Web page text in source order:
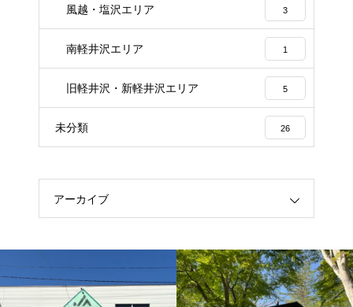
風越・塩沢エリア 3
南軽井沢エリア 1
旧軽井沢・新軽井沢エリア 5
未分類 26
アーカイブ